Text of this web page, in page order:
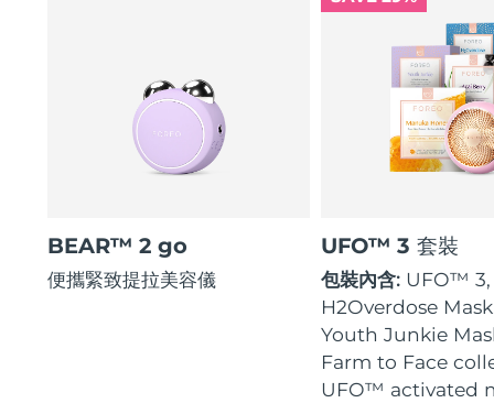
BEAR™ 2 go
便攜緊致提拉美容儀
UFO™ 3 套裝
包裝內含: UFO™ 3,
H2Overdose
Youth Junkie
Farm to Face
UFO™ activated